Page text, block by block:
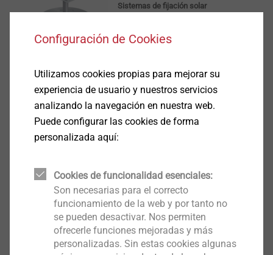
Sistemas de fijación solar
Abrazadera S-5-U Mini
Sistemas de fijación solar
JA3 - SB - 8,0 x L - 50 - FZD
Sistemas de fijación solar
Configuración de Cookies
Utilizamos cookies propias para mejorar su
experiencia de usuario y nuestros servicios
analizando la navegación en nuestra web.
Puede configurar las cookies de forma
personalizada aquí:
Cookies de funcionalidad esenciales:
Son necesarias para el correcto
funcionamiento de la web y por tanto no
se pueden desactivar. Nos permiten
ofrecerle funciones mejoradas y más
personalizadas. Sin estas cookies algunas